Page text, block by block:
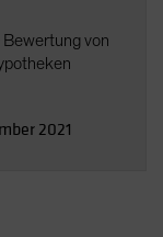
Bewertung von
2021